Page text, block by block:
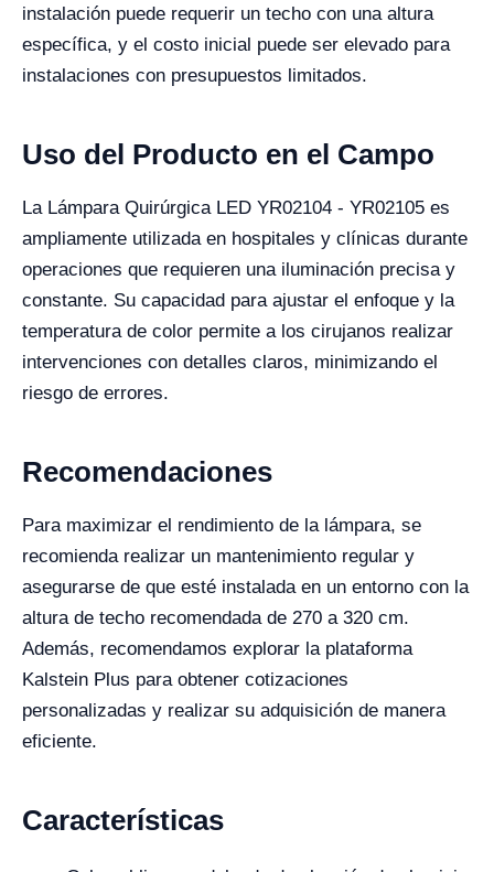
instalación puede requerir un techo con una altura
específica, y el costo inicial puede ser elevado para
instalaciones con presupuestos limitados.
Uso del Producto en el Campo
La Lámpara Quirúrgica LED YR02104 - YR02105 es
ampliamente utilizada en hospitales y clínicas durante
operaciones que requieren una iluminación precisa y
constante. Su capacidad para ajustar el enfoque y la
temperatura de color permite a los cirujanos realizar
intervenciones con detalles claros, minimizando el
riesgo de errores.
Recomendaciones
Para maximizar el rendimiento de la lámpara, se
recomienda realizar un mantenimiento regular y
asegurarse de que esté instalada en un entorno con la
altura de techo recomendada de 270 a 320 cm.
Además, recomendamos explorar la plataforma
Kalstein Plus para obtener cotizaciones
personalizadas y realizar su adquisición de manera
eficiente.
Características